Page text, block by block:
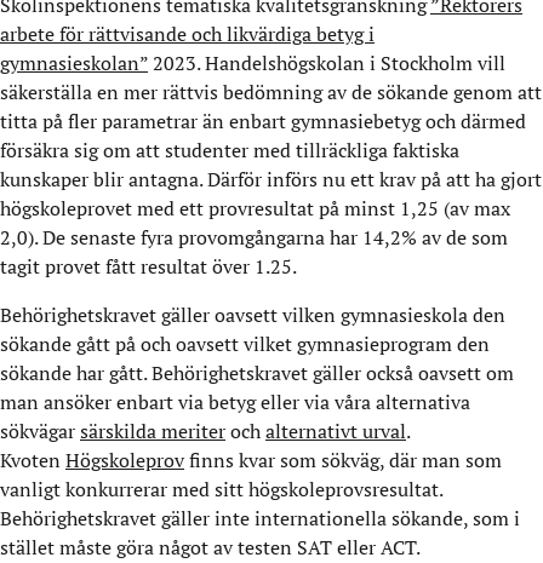
arbete för rättvisande och likvärdiga betyg i
gymnasieskolan”2023. Handelshögskolan i Stockholm vill
säkerställa en mer rättvis bedömning av de sökande genom att
titta på fler parametrar än enbart gymnasiebetyg och därmed
försäkra sig om att studenter med tillräckliga faktiska
kunskaper blir antagna. Därför införs nu ett krav på att ha gjort
högskoleprovet med ett provresultat på minst 1,25 (av max
2,0). De senaste fyra provomgångarna har 14,2% av de som
tagit provet fått resultat över 1.25.
Behörighetskravet gäller oavsett vilken gymnasieskola den
sökande gått på och oavsett vilket gymnasieprogram den
sökande har gått. Behörighetskravet gäller också oavsett om
man ansöker enbart via betyg eller via våra alternativa
sökvägarsärskilda meriterochalternativt urval.
Kvoten Högskoleprovfinns kvar som sökväg, där man som
vanligt konkurrerar med sitt högskoleprovsresultat.
Behörighetskravet gäller inte internationella sökande, som i
stället måste göra något av testen SAT eller ACT.